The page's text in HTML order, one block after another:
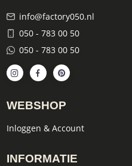
info@factory050.nl
050 - 783 00 50
050 - 783 00 50
WEBSHOP
Inloggen & Account
INFORMATIE